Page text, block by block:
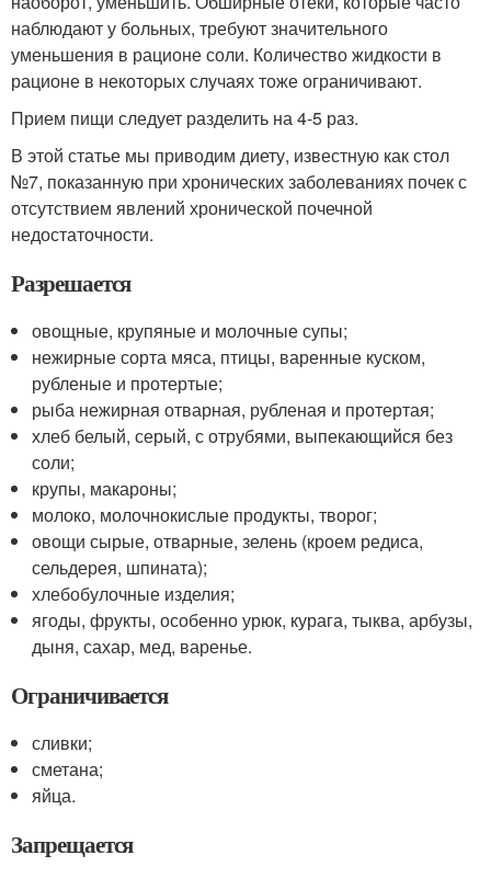
наблюдают у больных, требуют значительного
уменьшения в рационе соли. Количество жидкости в
рационе в некоторых случаях тоже ограничивают.
Прием пищи следует разделить на 4-5 раз.
В этой статье мы приводим диету, известную как стол
№7, показанную при хронических заболеваниях почек с
отсутствием явлений хронической почечной
недостаточности.
Разрешается
овощные, крупяные и молочные супы;
нежирные сорта мяса, птицы, варенные куском,
рубленые и протертые;
рыба нежирная отварная, рубленая и протертая;
хлеб белый, серый, с отрубями, выпекающийся без
соли;
крупы, макароны;
молоко, молочнокислые продукты, творог;
овощи сырые, отварные, зелень (кроем редиса,
сельдерея, шпината);
хлебобулочные изделия;
ягоды, фрукты, особенно урюк, курага, тыква, арбузы,
дыня, сахар, мед, варенье.
Ограничивается
сливки;
сметана;
яйца.
Запрещается